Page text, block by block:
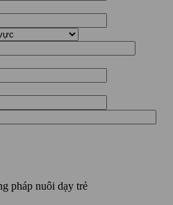
pháp nuôi dạy trẻ